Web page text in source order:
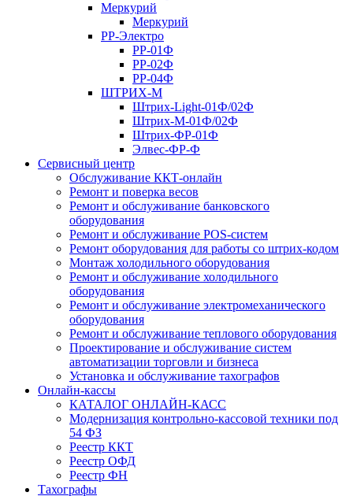
Меркурий
Меркурий
РР-Электро
РР-01Ф
РР-02Ф
РР-04Ф
ШТРИХ-М
Штрих-Light-01Ф/02Ф
Штрих-М-01Ф/02Ф
Штрих-ФР-01Ф
Элвес-ФР-Ф
Сервисный центр
Обслуживание ККТ-онлайн
Ремонт и поверка весов
Ремонт и обслуживание банковского
оборудования
Ремонт и обслуживание POS-систем
Ремонт оборудования для работы со штрих-кодом
Монтаж холодильного оборудования
Ремонт и обслуживание холодильного
оборудования
Ремонт и обслуживание электромеханического
оборудования
Ремонт и обслуживание теплового оборудования
Проектирование и обслуживание систем
автоматизации торговли и бизнеса
Установка и обслуживание тахографов
Онлайн-кассы
КАТАЛОГ ОНЛАЙН-КАСС
Модернизация контрольно-кассовой техники под
54 ФЗ
Реестр ККТ
Реестр ОФД
Реестр ФН
Тахографы